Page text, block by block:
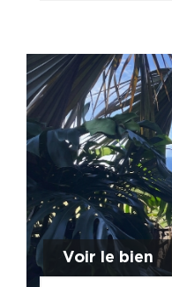
Voir le bien